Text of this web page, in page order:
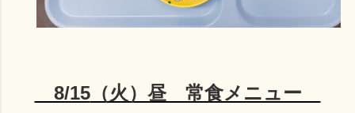
8/15（火）昼 常食メニュー